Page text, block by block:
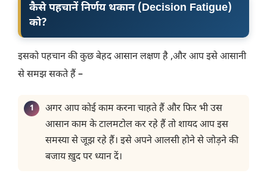
कैसे पहचानें निर्णय थकान (Decision Fatigue)
को?
इसको पहचान की कुछ बेहद आसान लक्षण है ,और आप इसे आसानी
से समझ सकते हैं –
अगर आप कोई काम करना चाहते हैं और फिर भी उस
आसान काम के टालमटोल कर रहे हैं तो शायद आप इस
समस्या से जूझ रहे हैं। इसे अपने आलसी होने से जोड़ने की
बजाय ख़ुद पर ध्यान दें।